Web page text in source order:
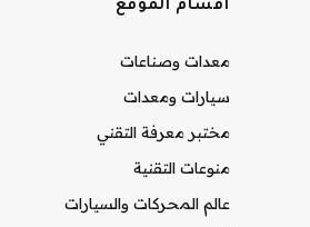
أقسام الموقع
معدات وصناعات
سيارات ومعدات
مختبر معرفة التقني
منوعات التقنية
عالم المحركات والسيارات